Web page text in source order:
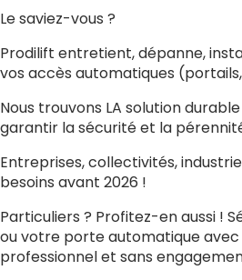
Le saviez-vous ?
Prodilift entretient, dépanne,
vos accès automatiques
Nous trouvons LA solution
garantir la sécurité et la
Entreprises, collectivités,
besoins avant 2026 !
Particuliers ? Profitez-en aussi !
ou votre porte automatique avec
professionnel et sans